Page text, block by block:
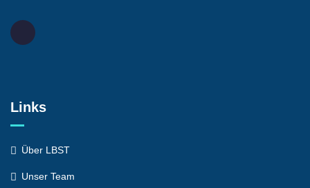
Links
Über LBST
Unser Team